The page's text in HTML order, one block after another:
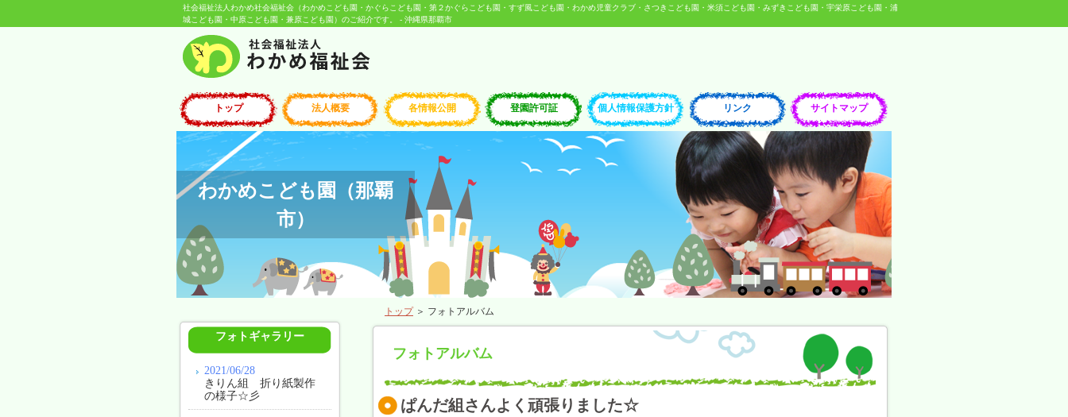
社会福祉法人わかめ社会福祉会（わかめこども園・かぐらこども園・第２かぐらこども園・すず風こども園・わかめ児童クラブ・さつきこども園・米須こども園・みずきこども園・宇栄原こども園・浦
城こども園・中原こども園・兼原こども園）のご紹介です。 - 沖縄県那覇市
トップ 法人概要 各情報公開 登園許可証 個人情報保護方針 リンク サイトマップ
わかめこども園（那覇
市）
トップ＞ フォトアルバム
フォトアルバム
ぱんだ組さんよく頑張りました☆
フォトギャラリー
2021/06/28
きりん組 折り紙製作
の様子☆彡